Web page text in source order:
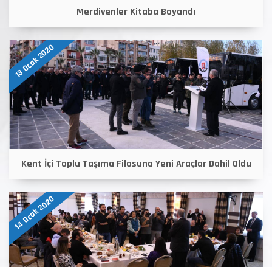
Merdivenler Kitaba Boyandı
13 Ocak 2020
Kent İçi Toplu Taşıma Filosuna Yeni Araçlar Dahil Oldu
14 Ocak 2020